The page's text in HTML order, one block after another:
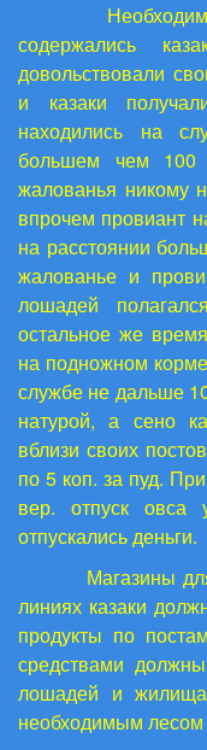
Необходимо
содержались
довольствовали
и казаки
находились на
большем чем 100
жалованья никому
впрочем провиант
на расстоянии
жалованье и
лошадей
остальное же
на подножном
службе не дальше
натурой, а сено
вблизи своих
по 5 коп. за пуд.
вер. отпуск овса
отпускались деньги.
Магазины для
линиях казаки
продукты по
средствами
лошадей и жилища
необходимым лесом